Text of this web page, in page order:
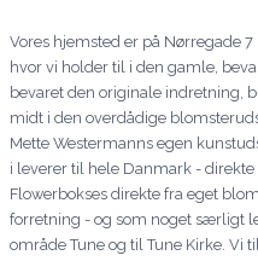
Vores hjemsted er på Nørregade
hvor vi holder til i den gamle,
bevaret den originale indretning,
midt i den overdådige
Mette Westermanns egen
i leverer til hele Danmark -
Flowerbokses direkte fra eget
forretning - og som noget særligt
område Tune og til Tune Kirke.